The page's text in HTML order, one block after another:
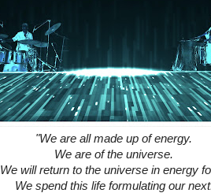
"We are all made up of energy.
We are of the universe.
We will return to the universe in energy
We spend this life formulating our